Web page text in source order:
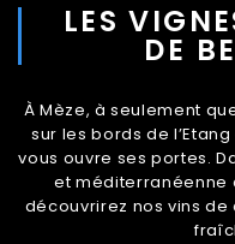
LES
DE
À Mèze, à seulement
sur les bords de
vous ouvre ses portes.
et méditerranéenne
découvrirez nos vins